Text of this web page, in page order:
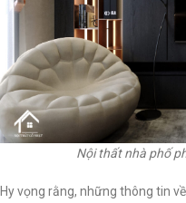
Nội thất nhà phố
Hy vọng rằng, những thông tin